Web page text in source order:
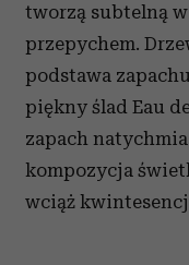
tworzą subtelną
przepychem.
podstawa
piękny ślad Eau
zapach
kompozycja
wciąż